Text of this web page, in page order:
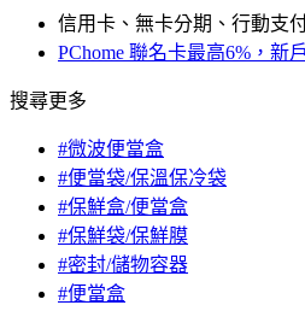
信用卡、無卡分期、行動支
PChome 聯名卡最高6%，新
搜尋更多
#微波便當盒
#便當袋/保溫保冷袋
#保鮮盒/便當盒
#保鮮袋/保鮮膜
#密封/儲物容器
#便當盒